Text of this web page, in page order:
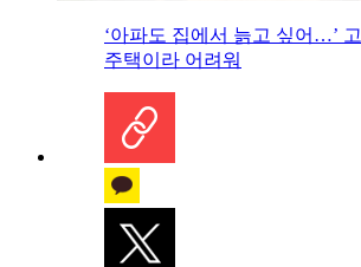
‘아파도 집에서 늙고 싶어…’
주택이라 어려워